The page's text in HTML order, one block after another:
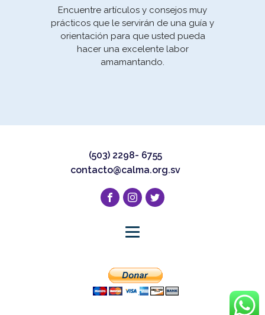
Encuentre artículos y consejos muy
prácticos que le servirán de una guía y
orientación para que usted pueda
hacer una excelente labor
amamantando.
(503) 2298- 6755
contacto@calma.org.sv